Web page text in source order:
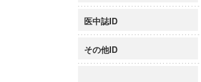
医中誌ID
その他ID